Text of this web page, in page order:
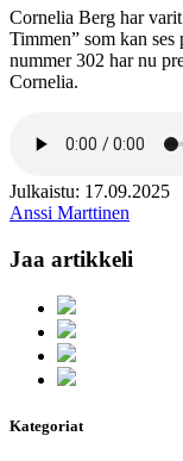
Cornelia Berg har
Timmen” som kan
nummer 302 har nu
Cornelia.
Julkaistu: 17.09.2025
Anssi Marttinen
Jaa artikkeli
Kategoriat